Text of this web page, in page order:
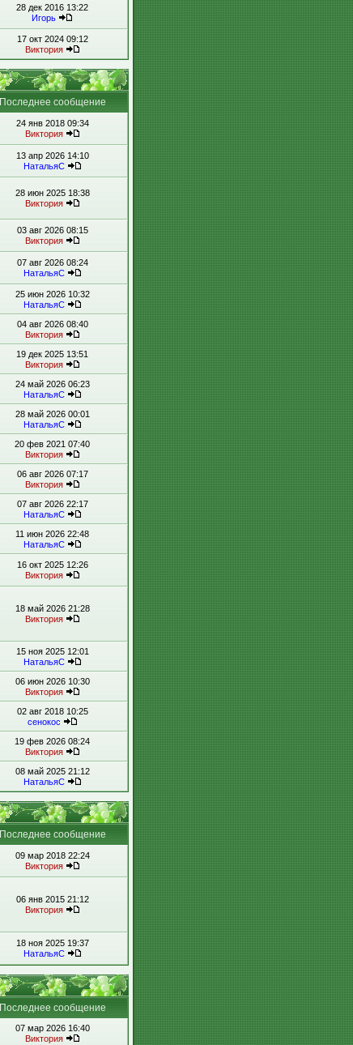
28 дек 2016 13:22
Игорь
17 окт 2024 09:12
Виктория
Последнее сообщение
24 янв 2018 09:34
Виктория
13 апр 2026 14:10
НатальяС
28 июн 2025 18:38
Виктория
03 авг 2026 08:15
Виктория
07 авг 2026 08:24
НатальяС
25 июн 2026 10:32
НатальяС
04 авг 2026 08:40
Виктория
19 дек 2025 13:51
Виктория
24 май 2026 06:23
НатальяС
28 май 2026 00:01
НатальяС
20 фев 2021 07:40
Виктория
06 авг 2026 07:17
Виктория
07 авг 2026 22:17
НатальяС
11 июн 2026 22:48
НатальяС
16 окт 2025 12:26
Виктория
18 май 2026 21:28
Виктория
15 ноя 2025 12:01
НатальяС
06 июн 2026 10:30
Виктория
02 авг 2018 10:25
сенокос
19 фев 2026 08:24
Виктория
08 май 2025 21:12
НатальяС
Последнее сообщение
09 мар 2018 22:24
Виктория
06 янв 2015 21:12
Виктория
18 ноя 2025 19:37
НатальяС
Последнее сообщение
07 мар 2026 16:40
Виктория